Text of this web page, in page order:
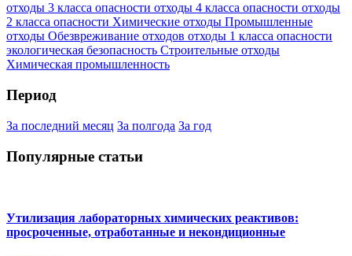
отходы 3 класса опасности отходы 4 класса опасности отходы
2 класса опасности Химические отходы Промышленные
отходы Обезвреживание отходов отходы 1 класса опасности
экологическая безопасность Строительные отходы
Химическая промышленность
Период
За последний месяц За полгода За год
Популярные статьи
Утилизация лабораторных химических реактивов:
просроченные, отработанные и некондиционные